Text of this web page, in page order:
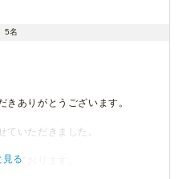
5名
きありがとうございます。
ていただきました。
しております。
見る